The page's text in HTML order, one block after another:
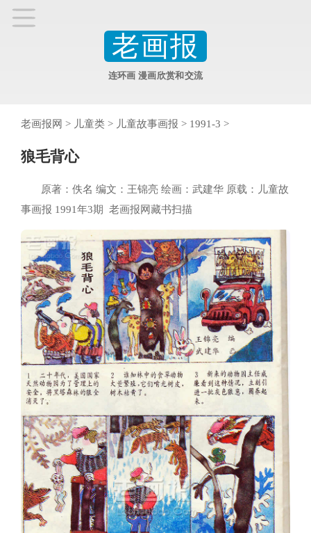
老画报
连环画 漫画欣赏和交流
老画报网 > 儿童类 > 儿童故事画报 > 1991-3 >
狼毛背心
原著：佚名 编文：王锦亮 绘画：武建华 原载：儿童故
事画报 1991年3期 老画报网藏书扫描